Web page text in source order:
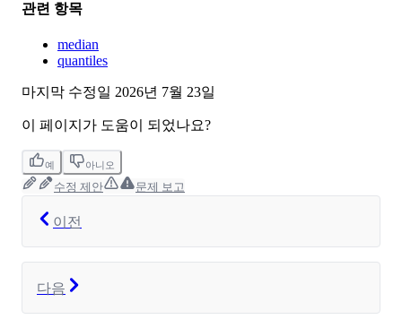
관련 항목
median
quantiles
마지막 수정일 2026년 7월 23일
이 페이지가 도움이 되었나요?
예 아니오
수정 제안 문제 보고
이전
다음